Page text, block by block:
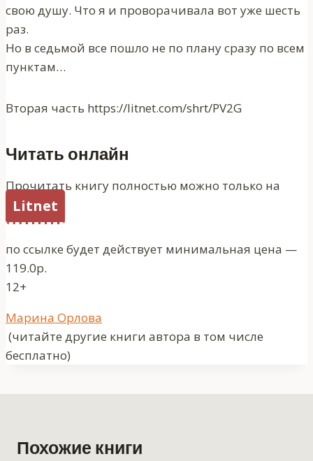
свою душу. Что я и проворачивала вот уже шесть
раз.
Но в седьмой все пошло не по плану сразу по всем
пунктам…
Вторая часть https://litnet.com/shrt/PV2G
Читать онлайн
Прочитать книгу полностью можно только на
Litnet
по ссылке будет действует минимальная цена —
119.0р.
12+
Метки
записи:
Марина Орлова
(читайте другие книги автора в том числе
бесплатно)
Похожие книги